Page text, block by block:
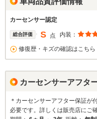
カーセンサー認定
総合評価 S 点 内装：
修復歴・キズの確認はこちら
カーセンサーアフタ
＊カーセンサーアフター保証が
必要です。詳しくは販売店にご